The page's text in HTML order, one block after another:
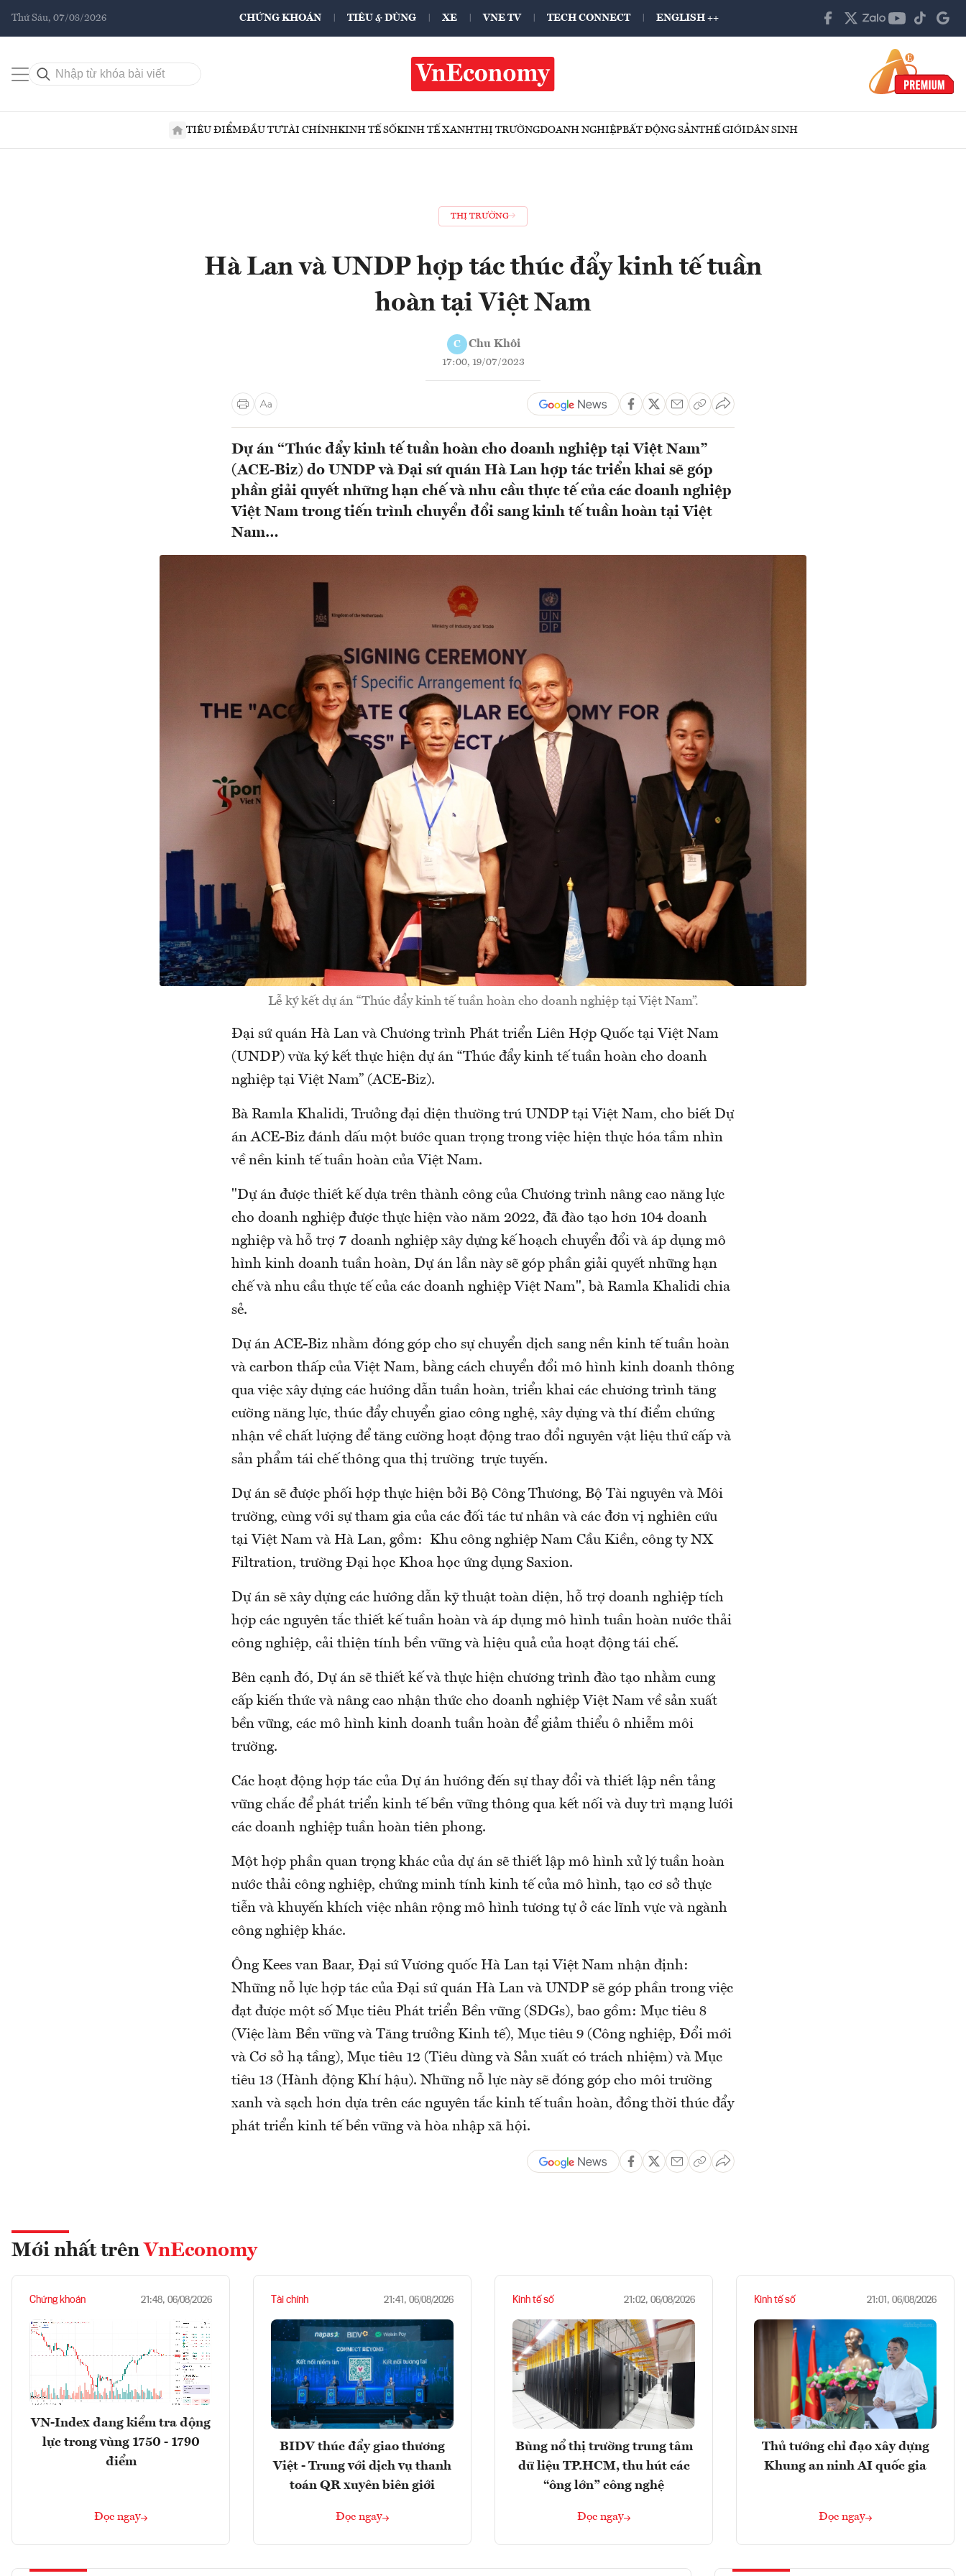
Thứ Sáu, 07/08/2026 CHỨNG KHOÁN TIÊU & DÙNG XE VNE TV TECH CONNECT ENGLISH ++
TIÊU ĐIỂMĐẦU TƯTÀI CHÍNHKINH TẾ SỐKINH TẾ XANHTHỊ TRƯỜNGDOANH NGHIỆPBẤT ĐỘNG SẢNTHẾ GIỚIDÂN SINH
THỊ TRƯỜNG
Hà Lan và UNDP hợp tác thúc đẩy kinh tế tuần
hoàn tại Việt Nam
C Chu Khôi
17:00, 19/07/2023
Dự án “Thúc đẩy kinh tế tuần hoàn cho doanh nghiệp tại Việt Nam”
(ACE-Biz) do UNDP và Đại sứ quán Hà Lan hợp tác triển khai sẽ góp
phần giải quyết những hạn chế và nhu cầu thực tế của các doanh nghiệp
Việt Nam trong tiến trình chuyển đổi sang kinh tế tuần hoàn tại Việt
Nam…
Lễ ký kết dự án “Thúc đẩy kinh tế tuần hoàn cho doanh nghiệp tại Việt Nam”.
Đại sứ quán Hà Lan và Chương trình Phát triển Liên Hợp Quốc tại Việt Nam
(UNDP) vừa ký kết thực hiện dự án “Thúc đẩy kinh tế tuần hoàn cho doanh
nghiệp tại Việt Nam” (ACE-Biz).
Bà Ramla Khalidi, Trưởng đại diện thường trú UNDP tại Việt Nam, cho biết Dự
án ACE-Biz đánh dấu một bước quan trọng trong việc hiện thực hóa tầm nhìn
về nền kinh tế tuần hoàn của Việt Nam.
"Dự án được thiết kế dựa trên thành công của Chương trình nâng cao năng lực
cho doanh nghiệp được thực hiện vào năm 2022, đã đào tạo hơn 104 doanh
nghiệp và hỗ trợ 7 doanh nghiệp xây dựng kế hoạch chuyển đổi và áp dụng mô
hình kinh doanh tuần hoàn, Dự án lần này sẽ góp phần giải quyết những hạn
chế và nhu cầu thực tế của các doanh nghiệp Việt Nam", bà Ramla Khalidi chia
sẻ.
Dự án ACE-Biz nhằm đóng góp cho sự chuyển dịch sang nền kinh tế tuần hoàn
và carbon thấp của Việt Nam, bằng cách chuyển đổi mô hình kinh doanh thông
qua việc xây dựng các hướng dẫn tuần hoàn, triển khai các chương trình tăng
cường năng lực, thúc đẩy chuyển giao công nghệ, xây dựng và thí điểm chứng
nhận về chất lượng để tăng cường hoạt động trao đổi nguyên vật liệu thứ cấp và
sản phẩm tái chế thông qua thị trường trực tuyến.
Dự án sẽ được phối hợp thực hiện bởi Bộ Công Thương, Bộ Tài nguyên và Môi
trường, cùng với sự tham gia của các đối tác tư nhân và các đơn vị nghiên cứu
tại Việt Nam và Hà Lan, gồm: Khu công nghiệp Nam Cầu Kiền, công ty NX
Filtration, trường Đại học Khoa học ứng dụng Saxion.
Dự án sẽ xây dựng các hướng dẫn kỹ thuật toàn diện, hỗ trợ doanh nghiệp tích
hợp các nguyên tắc thiết kế tuần hoàn và áp dụng mô hình tuần hoàn nước thải
công nghiệp, cải thiện tính bền vững và hiệu quả của hoạt động tái chế.
Bên cạnh đó, Dự án sẽ thiết kế và thực hiện chương trình đào tạo nhằm cung
cấp kiến thức và nâng cao nhận thức cho doanh nghiệp Việt Nam về sản xuất
bền vững, các mô hình kinh doanh tuần hoàn để giảm thiểu ô nhiễm môi
trường.
Các hoạt động hợp tác của Dự án hướng đến sự thay đổi và thiết lập nền tảng
vững chắc để phát triển kinh tế bền vững thông qua kết nối và duy trì mạng lưới
các doanh nghiệp tuần hoàn tiên phong.
Một hợp phần quan trọng khác của dự án sẽ thiết lập mô hình xử lý tuần hoàn
nước thải công nghiệp, chứng minh tính kinh tế của mô hình, tạo cơ sở thực
tiễn và khuyến khích việc nhân rộng mô hình tương tự ở các lĩnh vực và ngành
công nghiệp khác.
Ông Kees van Baar, Đại sứ Vương quốc Hà Lan tại Việt Nam nhận định:
Những nỗ lực hợp tác của Đại sứ quán Hà Lan và UNDP sẽ góp phần trong việc
đạt được một số Mục tiêu Phát triển Bền vững (SDGs), bao gồm: Mục tiêu 8
(Việc làm Bền vững và Tăng trưởng Kinh tế), Mục tiêu 9 (Công nghiệp, Đổi mới
và Cơ sở hạ tầng), Mục tiêu 12 (Tiêu dùng và Sản xuất có trách nhiệm) và Mục
tiêu 13 (Hành động Khí hậu). Những nỗ lực này sẽ đóng góp cho môi trường
xanh và sạch hơn dựa trên các nguyên tắc kinh tế tuần hoàn, đồng thời thúc đẩy
phát triển kinh tế bền vững và hòa nhập xã hội.
Mới nhất trên VnEconomy
Chứng khoán 21:48, 06/08/2026
VN-Index đang kiểm tra động
lực trong vùng 1750 - 1790
điểm
Đọc ngay
Tài chính 21:41, 06/08/2026
BIDV thúc đẩy giao thương
Việt - Trung với dịch vụ thanh
toán QR xuyên biên giới
Đọc ngay
Kinh tế số 21:02, 06/08/2026
Bùng nổ thị trường trung tâm
dữ liệu TP.HCM, thu hút các
“ông lớn” công nghệ
Đọc ngay
Kinh tế số 21:01, 06/08/2026
Thủ tướng chỉ đạo xây dựng
Khung an ninh AI quốc gia
Đọc ngay